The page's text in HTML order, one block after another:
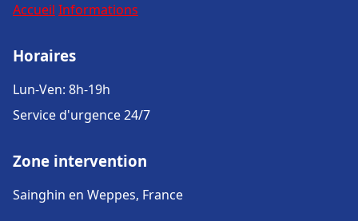
Accueil Informations
Horaires
Lun-Ven: 8h-19h
Service d'urgence 24/7
Zone intervention
Sainghin en Weppes, France